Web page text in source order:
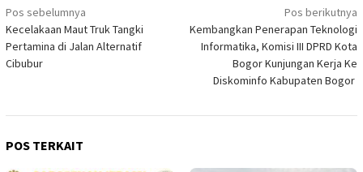
Navigasi
pos
Pos sebelumnya
Kecelakaan Maut Truk Tangki
Pertamina di Jalan Alternatif
Cibubur
Pos berikutnya
Kembangkan Penerapan Teknologi
Informatika, Komisi III DPRD Kota
Bogor Kunjungan Kerja Ke
Diskominfo Kabupaten Bogor
POS TERKAIT